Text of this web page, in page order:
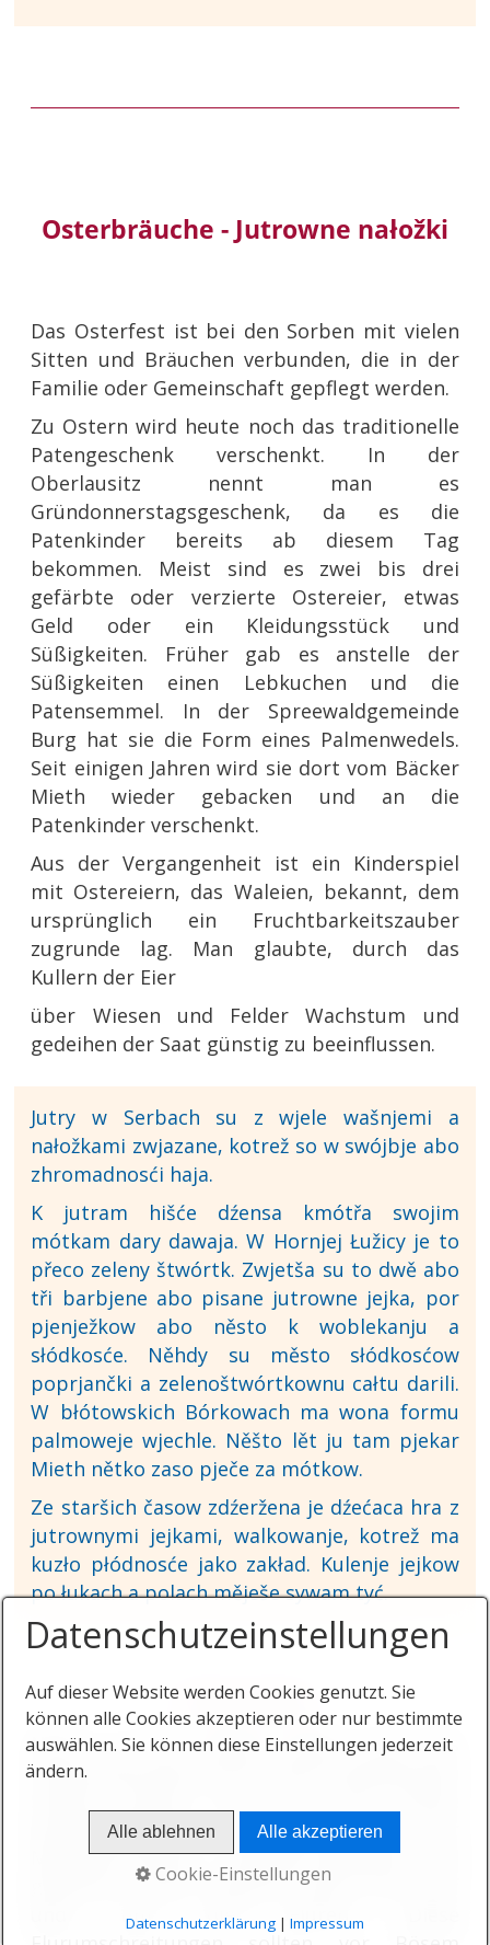
Osterbräuche - Jutrowne nałožki
Das Osterfest ist bei den Sorben mit vielen
Sitten und Bräuchen verbunden, die in der
Familie oder Gemeinschaft gepflegt werden.
Zu Ostern wird heute noch das traditionelle
Patengeschenk verschenkt. In der
Oberlausitz nennt man es
Gründonnerstagsgeschenk, da es die
Patenkinder bereits ab diesem Tag
bekommen. Meist sind es zwei bis drei
gefärbte oder verzierte Ostereier, etwas
Geld oder ein Kleidungsstück und
Süßigkeiten. Früher gab es anstelle der
Süßigkeiten einen Lebkuchen und die
Patensemmel. In der Spreewaldgemeinde
Burg hat sie die Form eines Palmenwedels.
Seit einigen Jahren wird sie dort vom Bäcker
Mieth wieder gebacken und an die
Patenkinder verschenkt.
Aus der Vergangenheit ist ein Kinderspiel
mit Ostereiern, das Waleien, bekannt, dem
ursprünglich ein Fruchtbarkeitszauber
zugrunde lag. Man glaubte, durch das
Kullern der Eier
über Wiesen und Felder Wachstum und
gedeihen der Saat günstig zu beeinflussen.
Jutry w Serbach su z wjele wašnjemi a
nałožkami zwjazane, kotrež so w swójbje abo
zhromadnosći haja.
K jutram hišće dźensa kmótřa swojim
mótkam dary dawaja. W Hornjej Łužicy je to
přeco zeleny štwórtk. Zwjetša su to dwě abo
tři barbjene abo pisane jutrowne jejka, por
pjenježkow abo něsto k woblekanju a
słódkosće. Něhdy su město słódkosćow
poprjančki a zelenoštwórtkownu całtu darili.
W błótowskich Bórkowach ma wona formu
palmoweje wjechle. Něšto lět ju tam pjekar
Mieth nětko zaso pječe za mótkow.
Ze staršich časow zdźeržena je dźećaca hra z
jutrownymi jejkami, walkowanje, kotrež ma
kuzło płódnosće jako zakład. Kulenje jejkow
po łukach a polach měješe sywam tyć.
Ostersingen
Noch in den 1950er Jahren war das
Ostersingen vielerorts bei den evangelischen
hervorgegangene Singegemeinschaft der
Mädchen schritt, in Reihen geordnet und
geistliche Lieder singend, durch das Dorf
und um die Fluren. Diese
Datenschutzeinstellungen
Auf dieser Website werden Cookies genutzt. Sie
können alle Cookies akzeptieren oder nur bestimmte
auswählen. Sie können diese Einstellungen jederzeit
ändern.
Alle ablehnen Alle akzeptieren
Cookie-Einstellungen
Datenschutzerklärung| Impressum